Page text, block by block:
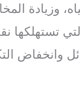
وزيادة
وانخفاض